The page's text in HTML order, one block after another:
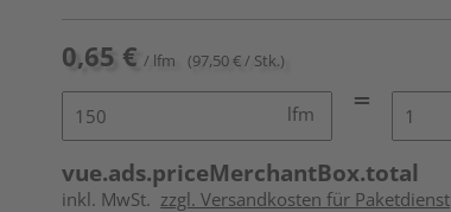
0,65 € / lfm (97,50 € / Stk.)
lfm
vue.ads.priceMerchantBox.total
inkl. MwSt. zzgl. Versandkosten für Paketdienst